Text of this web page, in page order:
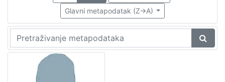
Glavni metapodatak (Z->A)